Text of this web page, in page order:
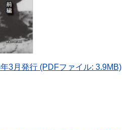
3月発行 (PDFファイル: 3.9MB)